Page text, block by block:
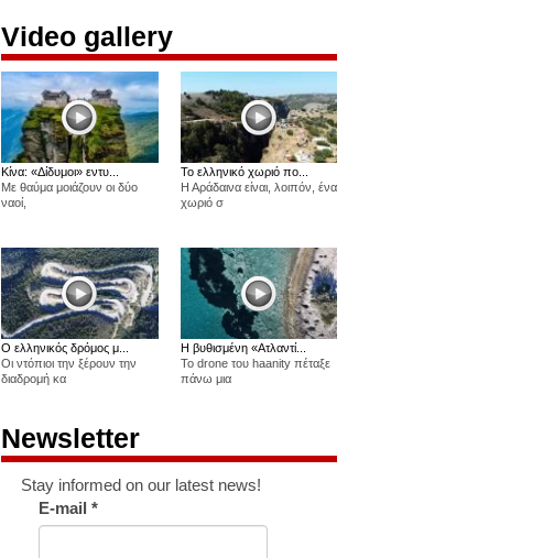
Video gallery
Κίνα: «Δίδυμοι» εντυ...
Με θαύμα μοιάζουν οι δύο
ναοί,
Το ελληνικό χωριό πο...
Η Αράδαινα είναι, λοιπόν, ένα
χωριό σ
Ο ελληνικός δρόμος μ...
Οι ντόπιοι την ξέρουν την
διαδρομή κα
Η βυθισμένη «Ατλαντί...
Το drone του haanity πέταξε
πάνω μια
Newsletter
Stay informed on our latest news!
E-mail*